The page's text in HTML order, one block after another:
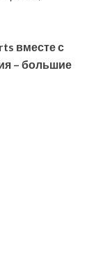
вместе с
– большие